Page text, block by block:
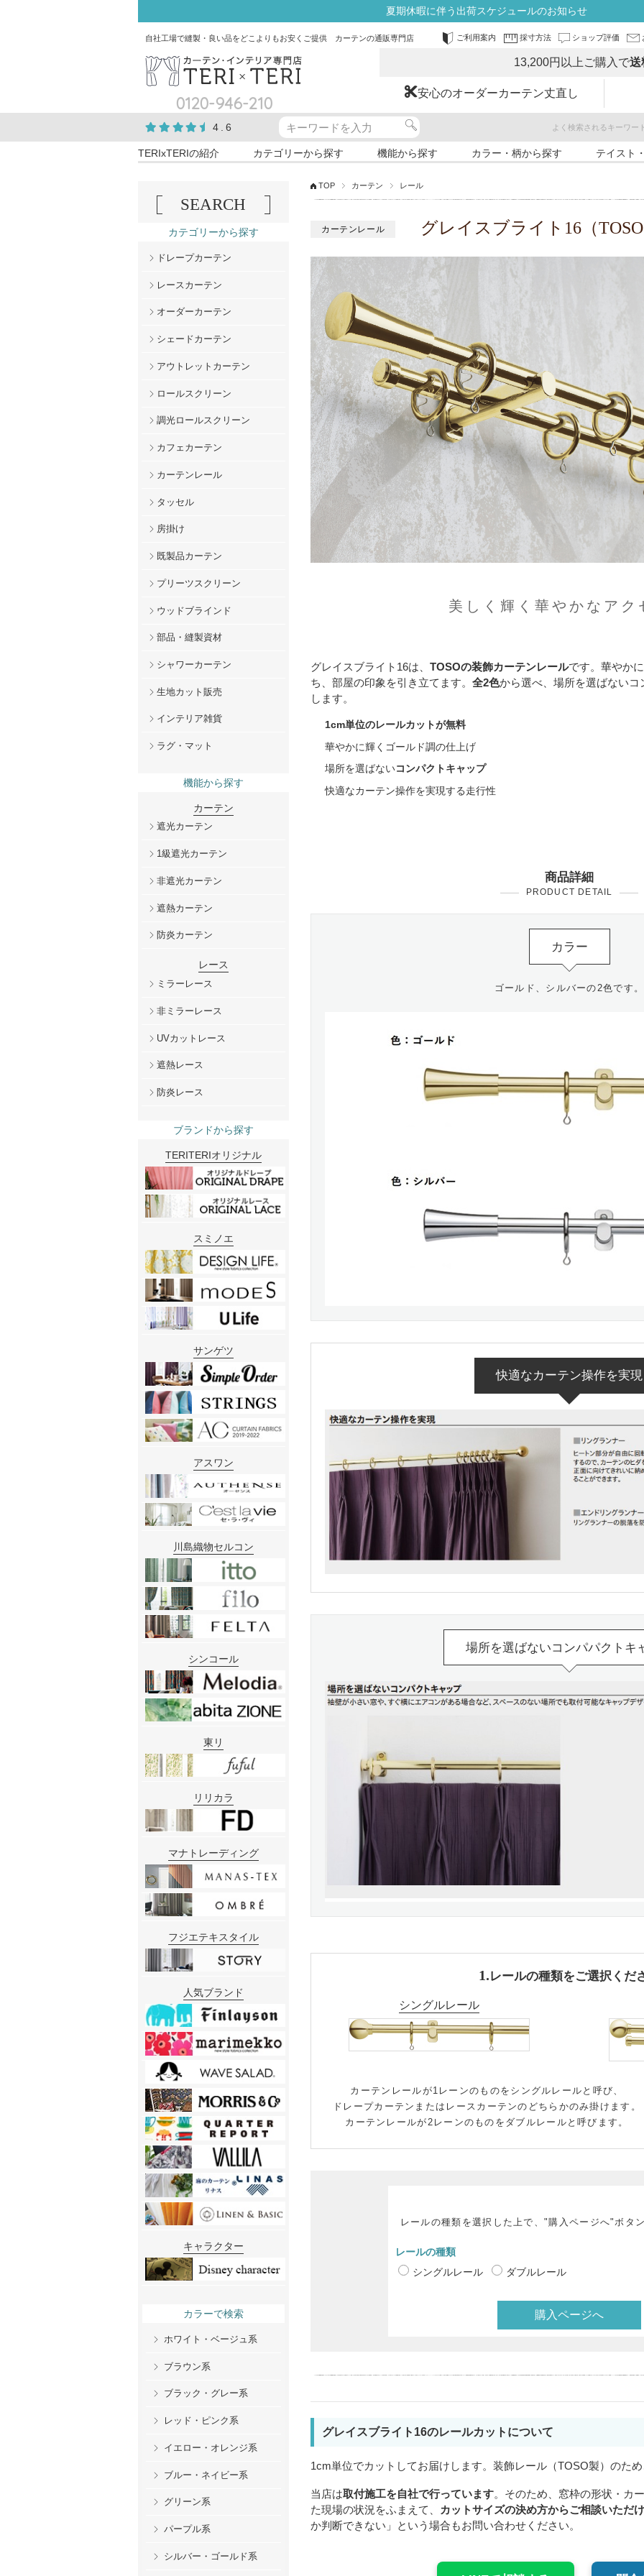
夏期休暇に伴う出荷スケジュールのお知らせ
自社工場で縫製・良い品をどこよりもお安くご提供 カーテンの通販専門店 ご利用案内 採寸方法 ショップ評価
0120-946-210
13,200円以上ご購入で送
安心のオーダーカーテン丈直し
4.6 よく検索されるキーワー
TERIxTERIの紹介 カテゴリーから探す 機能から探す カラー・柄から探す テイスト
TOP カーテン レール
美しく輝く華やかなアク
カーテンレール グレイスブライト16（
グレイスブライト16は、 TOSOの装飾カーテンレールです。華やか
ち、部屋の印象を引き立てます。 全2色から選べ、場所を選ばない
します。
1cm単位のレールカットが無料
華やかに輝くゴールド調の仕上げ
場所を選ばないコンパクトキャップ
快適なカーテン操作を実現する走行性
商品詳細
PRODUCT DETAIL
カラー
ゴールド、シルバーの2色です。
快適なカーテン操作を実現
場所を選ばないコンパパクトキ
レールの種類をご選択くだ
シングルレール
カーテンレールが1レーンのものをシングルレールと呼び、
ドレープカーテンまたはレースカーテンのどちらかのみ掛けます。
カーテンレールが2レーンのものをダブルレールと呼びます。
レールの種類を選択した上で、"購入ページへ"ボタ
レールの種類
シングルレール
ダブルレール
購入ページへ
グレイスブライト16のレールカットについて
1cm単位でカットしてお届けします。装飾レール（TOSO製）のた
当店は取付施工を自社で行っています。そのため、窓枠の形状・カ
た現場の状況をふまえて、
カットサイズの決め方からご相談いただ
か判断できない」という場合もお問い合わせください。
SEARCH
カテゴリーから探す
ドレープカーテン
レースカーテン
オーダーカーテン
シェードカーテン
アウトレットカーテン
ロールスクリーン
調光ロールスクリーン
カフェカーテン
カーテンレール
タッセル
房掛け
既製品カーテン
プリーツスクリーン
ウッドブラインド
部品・縫製資材
シャワーカーテン
生地カット販売
インテリア雑貨
ラグ・マット
機能から探す
カーテン
遮光カーテン
1級遮光カーテン
非遮光カーテン
遮熱カーテン
防炎カーテン
レース
ミラーレース
非ミラーレース
UVカットレース
遮熱レース
防炎レース
ブランドから探す
TERITERIオリジナル
スミノエ
サンゲツ
アスワン
川島織物セルコン
シンコール
東リ
リリカラ
マナトレーディング
フジエテキスタイル
人気ブランド
キャラクター
カラーで検索
ホワイト・ベージュ系
ブラウン系
ブラック・グレー系
レッド・ピンク系
イエロー・オレンジ系
ブルー・ネイビー系
グリーン系
パープル系
シルバー・ゴールド系